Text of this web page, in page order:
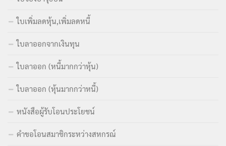
ใบเพิ่มลดหุ้น,เพิ่มลดหนี้
ใบลาออกจากเงินทุน
ใบลาออก (หนี้มากกว่าหุ้น)
ใบลาออก (หุ้นมากกว่าหนี้)
หนังสือผู้รับโอนประโยชน์
คำขอโอนสมาชิกระหว่างสหกรณ์